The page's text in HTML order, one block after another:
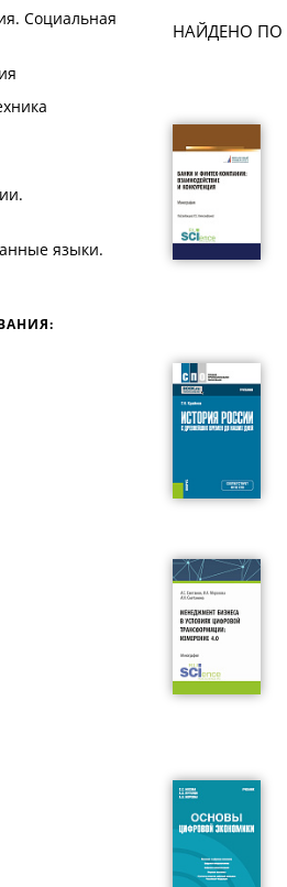
Социальная
языки.
НАЙДЕНО ПО